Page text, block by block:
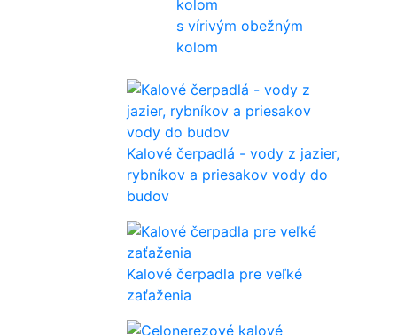
s vírivým obežným
kolom
Kalové čerpadlá - vody z jazier,
rybníkov a priesakov vody do
budov
Kalové čerpadla pre veľké
zaťaženia